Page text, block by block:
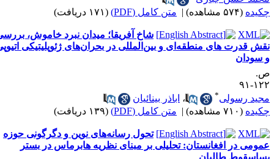
(۵۷۴ مشاهده) | متن کامل (PDF) (۱۷۱ دریافت)
شاخ آفریقا؛ میدان نبرد خاموش، بررسی
قدرت های منطقه‌ای و بین‌المللی در بحران‌های ژئوپلیتیکی اتیوپی
سودان
۹۱
رسولی
،اباذر بینائیان
(۷۱۰ مشاهده) | متن کامل (PDF) (۱۳۹ دریافت)
تحول رسانه‌های نوین و دگرگونی حوزه
در افغانستان: تحلیلی بر مبنای نظریه هابرماس در بستر